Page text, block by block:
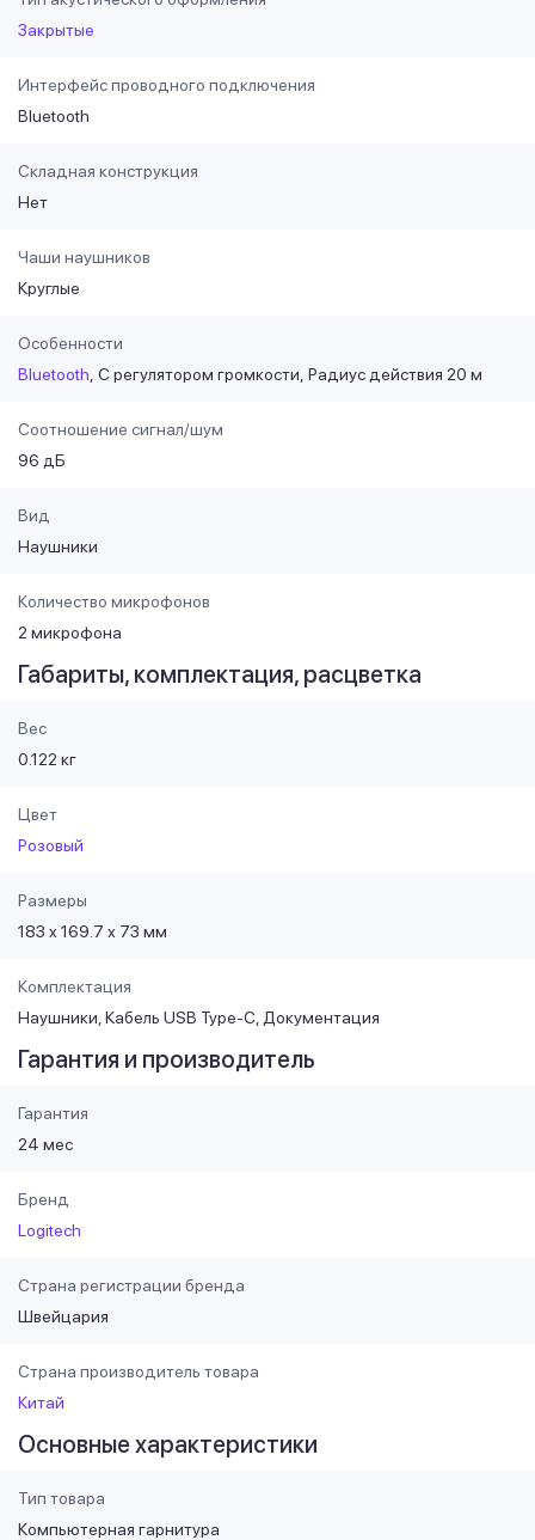
Закрытые
Интерфейс проводного подключения
Bluetooth
Складная конструкция
Нет
Чаши наушников
Круглые
Особенности
Bluetooth С регулятором громкости Радиус действия 20 м
Соотношение сигнал/шум
96 дБ
Вид
Наушники
Количество микрофонов
2 микрофона
Габариты, комплектация, расцветка
Вес
0.122 кг
Цвет
Розовый
Размеры
183 х 169.7 х 73 мм
Комплектация
Наушники, Кабель USB Type-C, Документация
Гарантия и производитель
Гарантия
24 мес
Бренд
Logitech
Страна регистрации бренда
Швейцария
Страна производитель товара
Китай
Основные характеристики
Тип товара
Компьютерная гарнитура